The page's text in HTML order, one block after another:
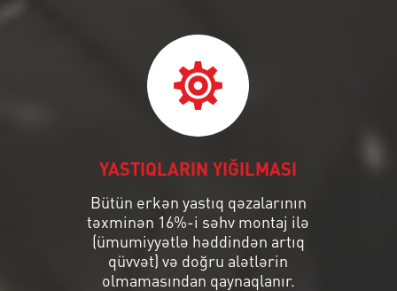
YASTIQLARIN YIĞILMASI
Bütün erkən yastıq qəzalarının
təxminən 16%-i səhv montaj ilə
(ümumiyyətlə həddindən artıq
qüvvət) və doğru alətlərin
olmamasından qaynaqlanır.